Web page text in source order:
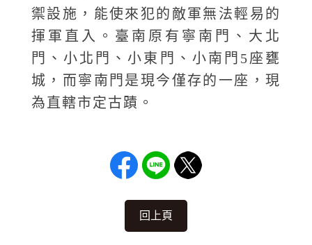
禦設施，能使來犯的敵軍無法輕易的
揮軍直入。臺南原有寧南門、大北
門、小北門、小東門、小南門5座甕
城，而寧南門是現今僅存的一座，現
為直轄市定古蹟。
回上頁